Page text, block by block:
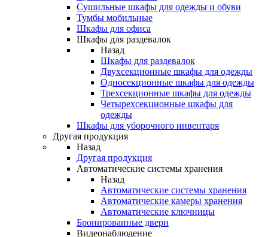
Сушильные шкафы для одежды и обуви
Тумбы мобильные
Шкафы для офиса
Шкафы для раздевалок
Назад
Шкафы для раздевалок
Двухсекционные шкафы для одежды
Односекционные шкафы для одежды
Трехсекционные шкафы для одежды
Четырехсекционные шкафы для
одежды
Шкафы для уборочного инвентаря
Другая продукция
Назад
Другая продукция
Автоматические системы хранения
Назад
Автоматические системы хранения
Автоматические камеры хранения
Автоматические ключницы
Бронированные двери
Видеонаблюдение